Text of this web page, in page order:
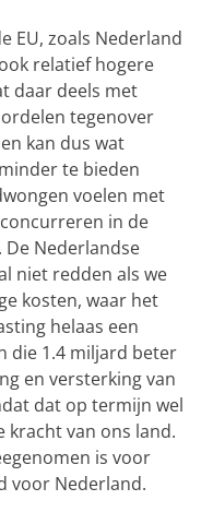
EU, zoals Nederland
relatief hogere
daar deels met
tegenover
kan dus wat
te bieden
voelen met
in de
Nederlandse
niet redden als we
kosten, waar het
helaas een
die 1.4 miljard beter
en versterking van
dat op termijn wel
kracht van ons land.
is voor
voor Nederland.